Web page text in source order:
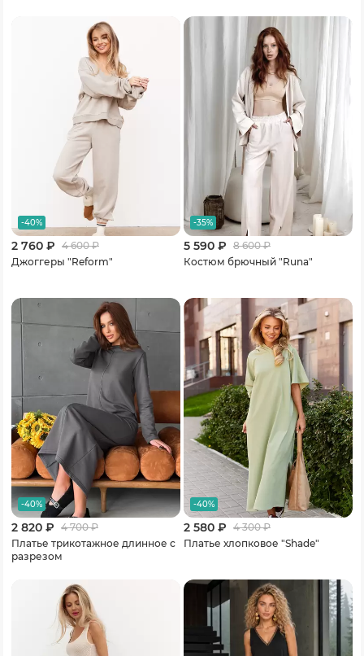
-40%
2 760 ₽ 4 600₽
Джоггеры "Reform"
-35%
5 590 ₽ 8 600₽
Костюм брючный "Runa"
-40%
2 820 ₽ 4 700₽
Платье трикотажное длинное с
разрезом
-40%
2 580 ₽ 4 300₽
Платье хлопковое "Shade"